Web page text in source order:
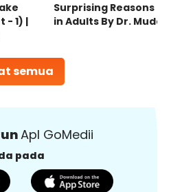
semua
- 1) |
Surprising Reasons
in Adults By Dr.
Apl GoMedii
pada